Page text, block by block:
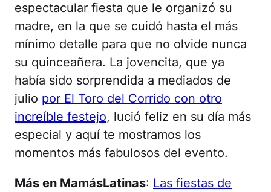
espectacular fiesta que le organizó su
madre, en la que se cuidó hasta el más
mínimo detalle para que no olvide nunca
su quinceañera. La jovencita, que ya
había sido sorprendida a mediados de
julio por El Toro del Corrido con otro
increíble festejo, lució feliz en su día más
especial y aquí te mostramos los
momentos más fabulosos del evento.
Más en MamásLatinas: Las fiestas de